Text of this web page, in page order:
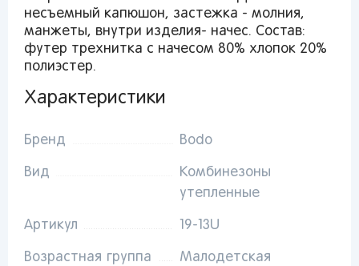
несъемный капюшон, застежка - молния,
манжеты, внутри изделия- начес. Состав:
футер трехнитка с начесом 80% хлопок 20%
полиэстер.
Характеристики
Бренд Bodo
Вид
Комбинезоны
утепленные
Артикул 19-13U
Возрастная группа Малодетская
заказов и получать индивидуальные
От выбранного региона зависят доступные
товаров